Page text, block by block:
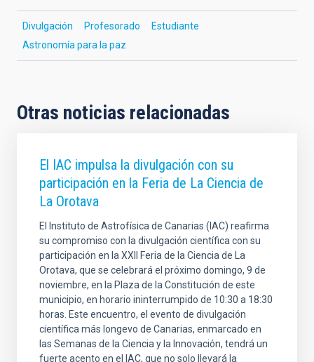
Divulgación Profesorado
Estudiante
Astronomía para la paz
Otras noticias relacionadas
El IAC impulsa la divulgación con su
participación en la Feria de La Ciencia de
La Orotava
El Instituto de Astrofísica de Canarias (IAC) reafirma
su compromiso con la divulgación científica con su
participación en la XXII Feria de la Ciencia de La
Orotava, que se celebrará el próximo domingo, 9 de
noviembre, en la Plaza de la Constitución de este
municipio, en horario ininterrumpido de 10:30 a 18:30
horas. Este encuentro, el evento de divulgación
científica más longevo de Canarias, enmarcado en
las Semanas de la Ciencia y la Innovación, tendrá un
fuerte acento en el IAC, que no solo llevará la